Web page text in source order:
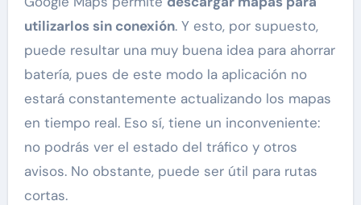
utilizarlos sin conexión. Y esto, por supuesto,
puede resultar una muy buena idea para ahorrar
batería, pues de este modo la aplicación no
estará constantemente actualizando los mapas
en tiempo real. Eso sí, tiene un inconveniente:
no podrás ver el estado del tráfico y otros
avisos. No obstante, puede ser útil para rutas
cortas.